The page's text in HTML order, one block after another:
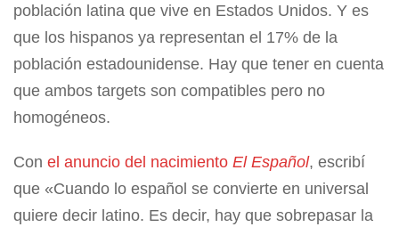
población latina que vive en Estados Unidos. Y es
que los hispanos ya representan el 17% de la
población estadounidense. Hay que tener en cuenta
que ambos targets son compatibles pero no
homogéneos.
Con el anuncio del nacimiento El Español, escribí
que «Cuando lo español se convierte en universal
quiere decir latino. Es decir, hay que sobrepasar la